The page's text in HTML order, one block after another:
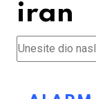
iran
Unesite dio